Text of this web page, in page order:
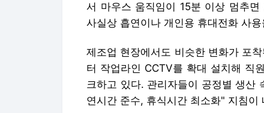
서 마우스 움직임이 15분 이상 멈추
사실상 흡연이나 개인용 휴대전화 사
제조업 현장에서도 비슷한 변화가 포
터 작업라인 CCTV를 확대 설치해 직
크하고 있다. 관리자들이 공정별 생산
연시간 준수, 휴식시간 최소화" 지침이